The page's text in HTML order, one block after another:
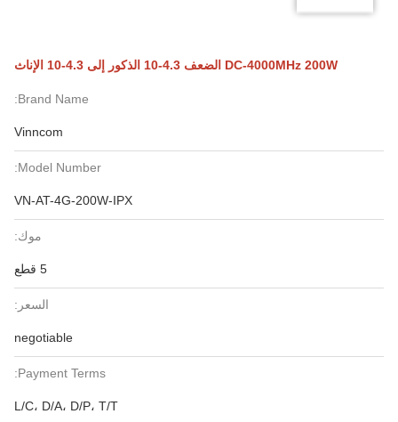
DC-4000MHz 200W الضعف 4.3-10 الذكور إلى 4.3-10 الإناث
Brand Name:
Vinncom
Model Number:
VN-AT-4G-200W-IPX
موك:
5 قطع
السعر:
negotiable
Payment Terms:
L/C، D/A، D/P، T/T